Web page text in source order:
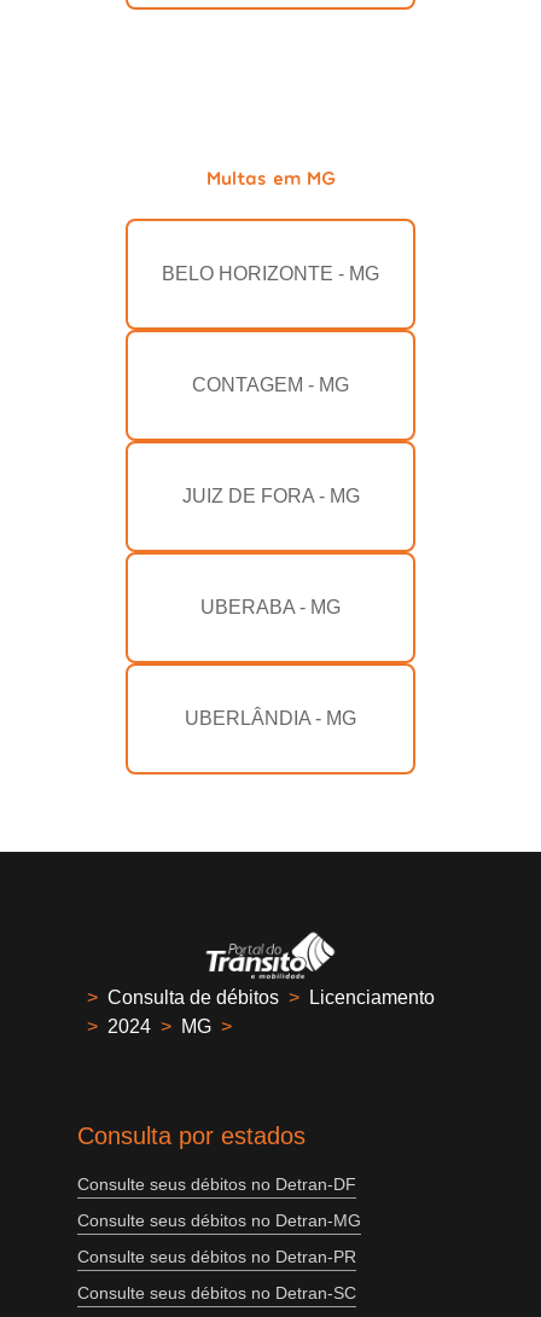
Multas em MG
BELO HORIZONTE - MG
CONTAGEM - MG
JUIZ DE FORA - MG
UBERABA - MG
UBERLÂNDIA - MG
> Consulta de débitos >
Licenciamento
> 2024 > MG >
Consulta por estados
Consulte seus débitos no Detran-DF
Consulte seus débitos no Detran-MG
Consulte seus débitos no Detran-PR
Consulte seus débitos no Detran-SC